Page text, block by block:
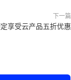
下一篇
享受云产品五折优惠